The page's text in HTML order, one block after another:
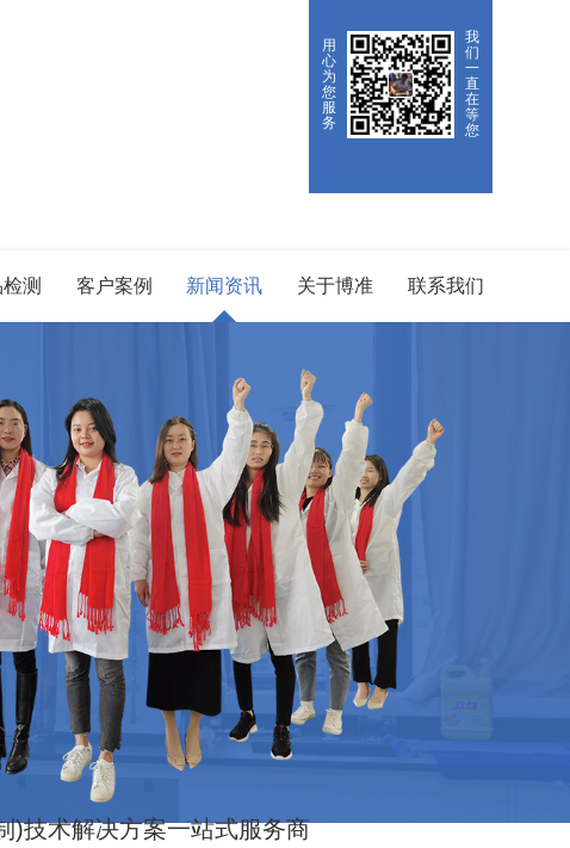
用
心
为
您
服
务
我
们
一
直
在
等
您
测 客户案例 新闻资讯 关于博准 联系我们
)技术解决方案一站式服务商